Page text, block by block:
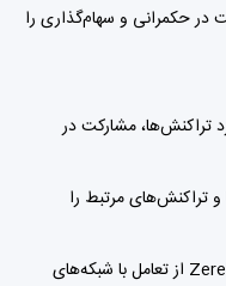
در حکمرانی و سهام‌گذاری را
تراکنش‌ها، مشارکت در
و تراکنش‌های مرتبط را
علاوه بر سولانا، Zerebro از تعامل با شبکه‌های